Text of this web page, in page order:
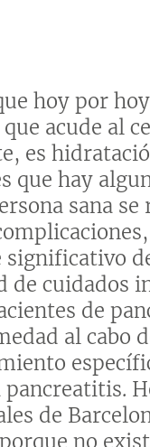
hoy por
acude al
es
que hay
sana se
significativo
de cuidados
de
al cabo
de
no